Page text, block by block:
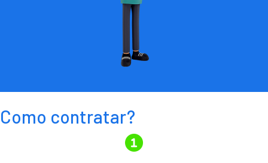
Como contratar?